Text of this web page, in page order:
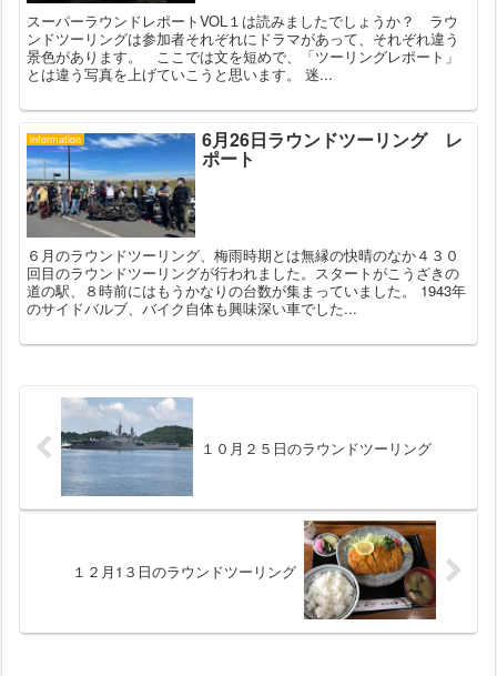
スーパーラウンドレポートVOL１は読みましたでしょうか？ ラウ
ンドツーリングは参加者それぞれにドラマがあって、それぞれ違う
景色があります。 ここでは文を短めで、「ツーリングレポート」
とは違う写真を上げていこうと思います。 迷...
information 6月26日ラウンドツーリング レ
ポート
６月のラウンドツーリング、梅雨時期とは無縁の快晴のなか４３０
回目のラウンドツーリングが行われました。スタートがこうざきの
道の駅、８時前にはもうかなりの台数が集まっていました。 1943年
のサイドバルブ、バイク自体も興味深い車でした...
１０月２５日のラウンドツーリング
１２月1３日のラウンドツーリング